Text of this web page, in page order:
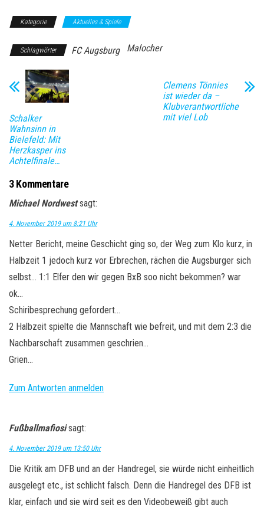
Kategorie Aktuelles & Spiele
Schlagwörter FC Augsburg Malocher
Schalker
Wahnsinn in
Bielefeld: Mit
Herzkasper ins
Achtelfinale…
Clemens Tönnies
ist wieder da –
Klubverantwortliche
mit viel Lob
3 Kommentare
Michael Nordwest sagt:
4. November 2019 um 8:21 Uhr
Netter Bericht, meine Geschicht ging so, der Weg zum Klo kurz, in
Halbzeit 1 jedoch kurz vor Erbrechen, rächen die Augsburger sich
selbst… 1:1 Elfer den wir gegen BxB soo nicht bekommen? war
ok…
Schiribesprechung gefordert…
2 Halbzeit spielte die Mannschaft wie befreit, und mit dem 2:3 die
Nachbarschaft zusammen geschrien…
Grien…
Zum Antworten anmelden
Fußballmafiosi sagt:
4. November 2019 um 13:50 Uhr
Die Kritik am DFB und an der Handregel, sie würde nicht einheitlich
ausgelegt etc., ist schlicht falsch. Denn die Handregel des DFB ist
klar, einfach und sie wird seit es den Videobeweiß gibt auch